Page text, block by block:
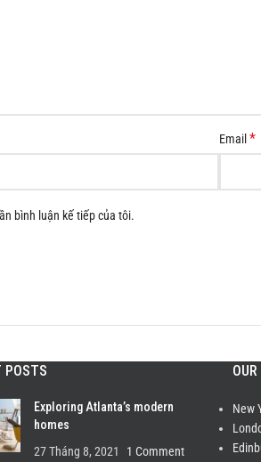
Email *
bình luận kế tiếp của tôi.
POSTS
Exploring Atlanta’s modern
homes
27 Tháng 8, 2021
1 Comment
New